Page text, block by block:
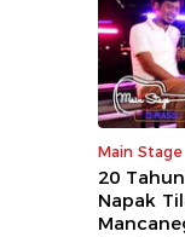
Main Stage
20
Napak